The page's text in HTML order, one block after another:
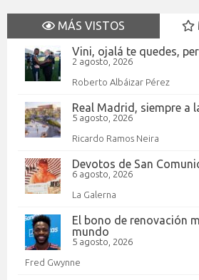
MÁS VISTOS
Vini, ojalá te quedes,
2 agosto, 2026
Roberto Albáizar Pérez
Real Madrid, siempre a
5 agosto, 2026
Ricardo Ramos Neira
Devotos de San
6 agosto, 2026
La Galerna
El bono de renovación
mundo
5 agosto, 2026
Fred Gwynne